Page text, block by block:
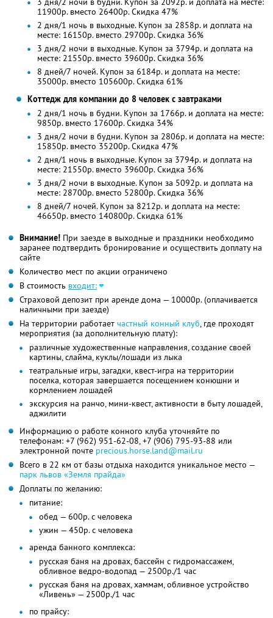
11900р. вместо 26400р. Скидка 47%
2 дня/1 ночь в выходные. Купон за 2858р. и доплата на
месте: 16150р. вместо 29700р. Скидка 36%
3 дня/2 ночи в выходные. Купон за 3794р. и доплата на
месте: 21550р. вместо 39600р. Скидка 36%
8 дней/7 ночей. Купон за 6184р. и доплата на месте:
35000р. вместо 105600р. Скидка 61%
Коттедж для компании до 8 человек с завтраками
2 дня/1 ночь в будни. Купон за 1766р. и доплата на месте:
9850р. вместо 17600р. Скидка 34%
3 дня/2 ночи в будни. Купон за 2806р. и доплата на месте:
15850р. вместо 35200р. Скидка 47%
2 дня/1 ночь в выходные. Купон за 3794р. и доплата на
месте: 21550р. вместо 39600р. Скидка 36%
3 дня/2 ночи в выходные. Купон за 5092р. и доплата на
месте: 28700р. вместо 52800р. Скидка 36%
8 дней/7 ночей. Купон за 8212р. и доплата на месте:
46650р. вместо 140800р. Скидка 61%
Внимание! При заезде в выходные и праздники необходимо
заранее подтвердить бронирование и осуществить доплату на
сайте
Количество мест по акции ограничено
В стоимость входит:
Страховой депозит при аренде дома — 10000р. (оплачивается
наличными при заезде)
На территории работает частный конный клуб, где проходят
мероприятия (за дополнительную плату):
различные художественные направления, создание своей
картины, слайма, куклы/лошади из лыка
театральные игры, загадки, квест-игра на территории
поселка, которая завершается посещением конюшни и
кормлением лошадей
экскурсия на ранчо, мини-квест, активности в быту лошадей,
аджилити
Информацию о работе конного клуба уточняйте по
телефонам: +7 (962) 951-62-08, +7 (906) 795-93-88 или
электронной почте precious.horse.land@mail.ru
Всего в 22 км от базы отдыха находится уникальное место —
парк львов «Земля прайда»
Доплаты по желанию:
питание:
обед — 600р. с человека
ужин — 450р. с человека
аренда банного комплекса:
русская баня на дровах, бассейн с гидромассажем,
обливное ведро-водопад — 2500р./1 час
русская баня на дровах, хаммам, обливное устройство
«Ливень» — 2500р./1 час
по прайсу: